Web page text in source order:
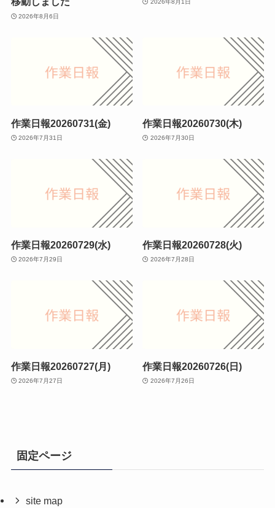
2026年8月6日
2026年8月1日
作業日報20260731(金)
2026年7月31日
作業日報20260730(木)
2026年7月30日
作業日報20260729(水)
2026年7月29日
作業日報20260728(火)
2026年7月28日
作業日報20260727(月)
2026年7月27日
作業日報20260726(日)
2026年7月26日
固定ページ
site map